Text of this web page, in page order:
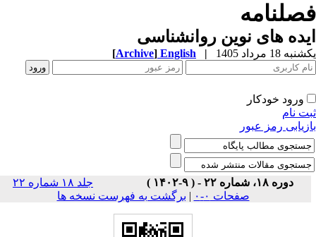
های نوین روانشناسی
18 مرداد 1405 |
English
[Archive]
ورود خودکار
نام
رمز عبور
دوره ۱۸، شماره ۲۲ - ( ۹-۱۴۰۲ )
جلد ۱۸ شماره ۲۲
صفحات ۰-۰
| برگشت به فهرست نسخه ها